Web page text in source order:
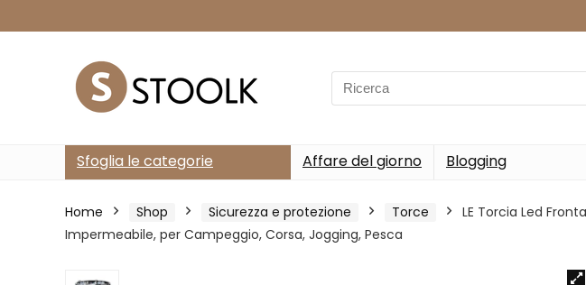
Search
for:
Sfoglia le categorie Affare del giorno Blogging
Home Shop Sicurezza e protezione Torce
LE Torcia Led
Impermeabile, per Campeggio, Corsa, Jogging, Pesca